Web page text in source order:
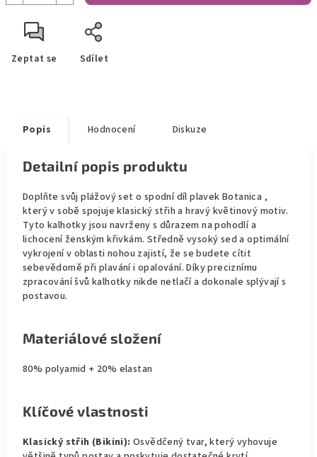
Zeptat se Sdílet
Popis Hodnocení Diskuze
Detailní popis produktu
Doplňte svůj plážový set o spodní díl plavek Botanica ,
který v sobě spojuje klasický střih a hravý květinový motiv.
Tyto kalhotky jsou navrženy s důrazem na pohodlí a
lichocení ženským křivkám. Středně vysoký sed a optimální
vykrojení v oblasti nohou zajistí, že se budete cítit
sebevědomě při plavání i opalování. Díky preciznímu
zpracování švů kalhotky nikde netlačí a dokonale splývají s
postavou.
Materiálové složení
80% polyamid + 20% elastan
Klíčové vlastnosti
Klasický střih (Bikini): Osvědčený tvar, který vyhovuje